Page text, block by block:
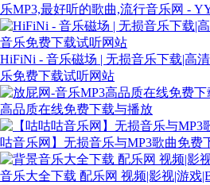
乐MP3,最好听的歌曲,流行音乐网 -
HiFiNi - 音乐磁场 | 无损音乐下载|高
乐免费下载试听网站
高品质在线免费下载与播放
咕音乐网】无损音乐与MP3歌曲免费
音乐大全下载 配乐网 视频|影视|游戏